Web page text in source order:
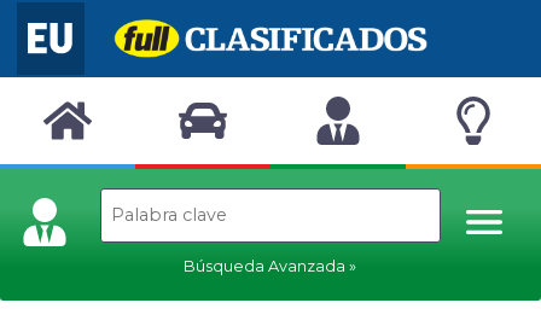
Búsqueda Avanzada